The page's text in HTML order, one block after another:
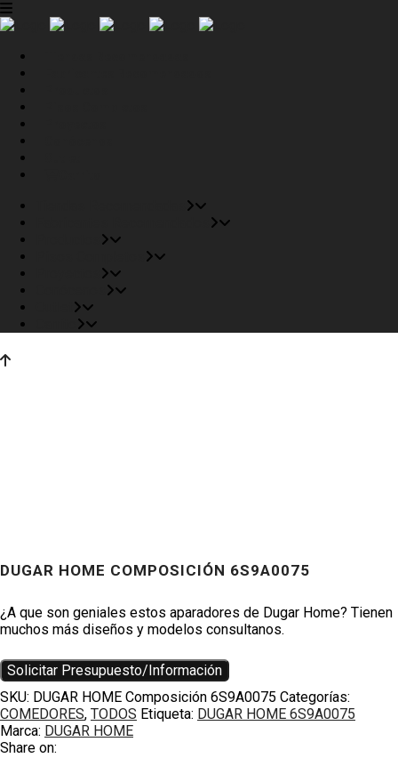
Productos
DUGAR HOME COMPOSICIÓN 6S9A0075
¿A que son geniales estos aparadores de Dugar Home? Tienen
muchos más diseños y modelos consultanos.
Solicitar Presupuesto/Información
SKU: DUGAR HOME Composición 6S9A0075 Categorías:
COMEDORES, TODOS Etiqueta: DUGAR HOME 6S9A0075
Marca: DUGAR HOME
Share on: